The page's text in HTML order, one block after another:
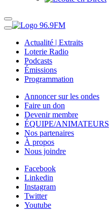
Actualité | Extraits
Loterie Radio
Podcasts
Émissions
Programmation
Annoncer sur les ondes
Faire un don
Devenir membre
ÉQUIPE/ANIMATEURS
Nos partenaires
À propos
Nous joindre
Facebook
Linkedin
Instagram
Twitter
Youtube